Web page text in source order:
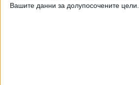
Вашите данни за долупосочените цели.